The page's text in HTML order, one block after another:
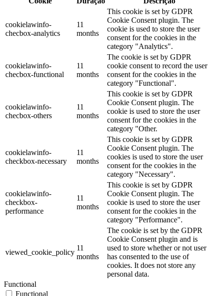
cookielawinfo-
checbox-analytics
11
months
This cookie is set by GDPR
Cookie Consent plugin. The
cookie is used to store the user
consent for the cookies in the
category "Analytics".
cookielawinfo-
checbox-functional
11
months
The cookie is set by GDPR
cookie consent to record the user
consent for the cookies in the
category "Functional".
cookielawinfo-
checbox-others
11
months
This cookie is set by GDPR
Cookie Consent plugin. The
cookie is used to store the user
consent for the cookies in the
category "Other.
cookielawinfo-
checkbox-necessary
11
months
This cookie is set by GDPR
Cookie Consent plugin. The
cookies is used to store the user
consent for the cookies in the
category "Necessary".
cookielawinfo-
checkbox-
performance
11
months
This cookie is set by GDPR
Cookie Consent plugin. The
cookie is used to store the user
consent for the cookies in the
category "Performance".
viewed_cookie_policy
11
months
The cookie is set by the GDPR
Cookie Consent plugin and is
used to store whether or not user
has consented to the use of
cookies. It does not store any
personal data.
Functional
Functional